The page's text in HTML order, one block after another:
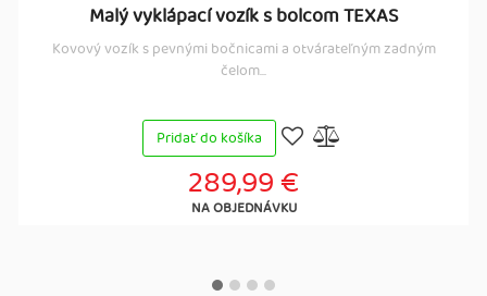
Malý vyklápací vozík s bolcom TEXAS
Kovový vozík s pevnými bočnicami a otvárateľným zadným
čelom...
Pridať do košíka
289,99 €
NA OBJEDNÁVKU